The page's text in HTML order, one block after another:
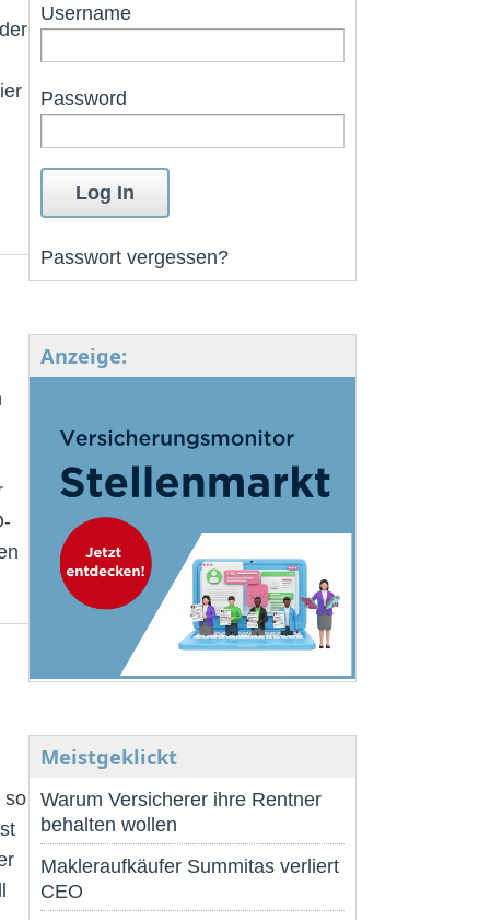
so
Username
Password
Passwort vergessen?
Anzeige:
Meistgeklickt
Warum Versicherer ihre Rentner
behalten wollen
Makleraufkäufer Summitas verliert
CEO